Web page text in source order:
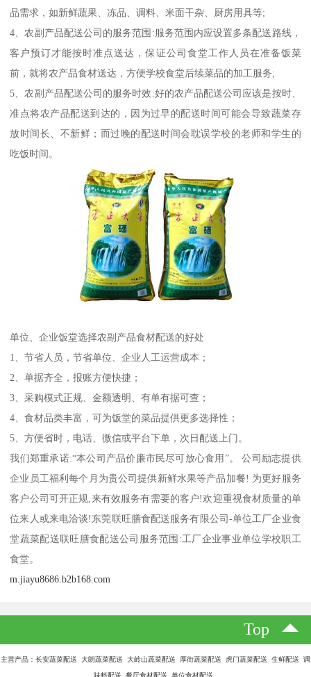
品需求，如新鲜蔬果、冻品、调料、米面干杂、厨房用具等;
4、农副产品配送公司的服务范围:服务范围内应设置多条配送路线，
客户预订才能按时准点送达，保证公司食堂工作人员在准备饭菜
前，就将农产品食材送达，方便学校食堂后续菜品的加工服务;
5、农副产品配送公司的服务时效:好的农产品配送公司应该是按时、
准点将农产品配送到达的，因为过早的配送时间可能会导致蔬菜存
放时间长、不新鲜；而过晚的配送时间会耽误学校的老师和学生的
吃饭时间。
单位、企业饭堂选择农副产品食材配送的好处
1、节省人员，节省单位、企业人工运营成本；
2、单据齐全，报账方便快捷；
3、采购模式正规、金额透明、有单有据可查；
4、食材品类丰富，可为饭堂的菜品提供更多选择性；
5、方便省时，电话、微信或平台下单，次日配送上门。
我们郑重承诺:“本公司产品价廉市民尽可放心食用”。 公司励志提供
企业员工福利每个月为贵公司提供新鲜水果等产品加餐! 为更好服务
客户公司可开正规,来有效服务有需要的客户!欢迎重视食材质量的单
位来人或来电洽谈!东莞联旺膳食配送服务有限公司-单位工厂企业食
堂蔬菜配送联旺膳食配送公司服务范围:工厂企业事业单位学校职工
食堂。
m.jiayu8686.b2b168.com
Top
主营产品：长安蔬菜配送 大朗蔬菜配送 大岭山蔬菜配送 厚街蔬菜配送 虎门蔬菜配送 生鲜配送 调
味料配送 餐厅食材配送 单位食材配送